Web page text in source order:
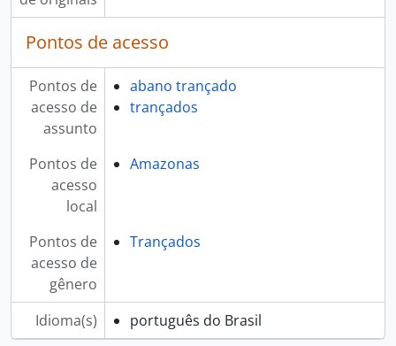
Pontos de acesso
Pontos de
acesso de
assunto
abano trançado
trançados
Pontos de
acesso
local
Amazonas
Pontos de
acesso de
gênero
Trançados
Idioma(s) português do Brasil